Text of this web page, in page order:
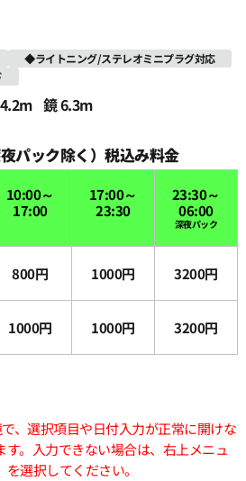
◆ライトニング/ステレオミニプラグ対応
鏡 6.3m
パック除く）税込み料金
10:00～
17:00
17:00～
23:30
23:30～
06:00
深夜パック
800円 1000円 3200円
1000円 1000円 3200円
、選択項目や日付入力が正常に開けな
す。入力できない場合は、右上メニュ
選択してください。